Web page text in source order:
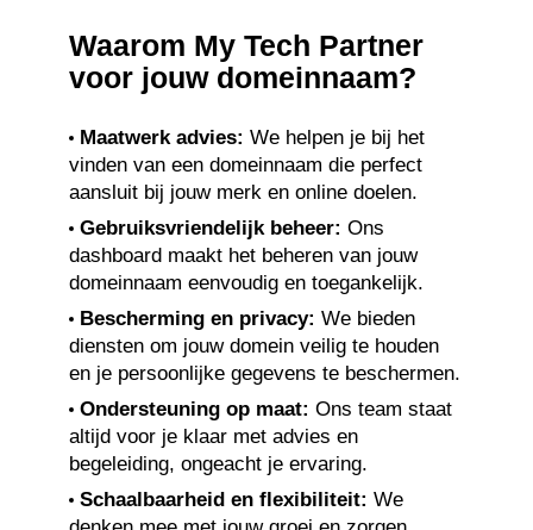
Waarom My Tech Partner
voor jouw domeinnaam?
Maatwerk advies: We helpen je bij het
vinden van een domeinnaam die perfect
aansluit bij jouw merk en online doelen.
Gebruiksvriendelijk beheer: Ons
dashboard maakt het beheren van jouw
domeinnaam eenvoudig en toegankelijk.
Bescherming en privacy: We bieden
diensten om jouw domein veilig te houden
en je persoonlijke gegevens te beschermen.
Ondersteuning op maat: Ons team staat
altijd voor je klaar met advies en
begeleiding, ongeacht je ervaring.
Schaalbaarheid en flexibiliteit: We